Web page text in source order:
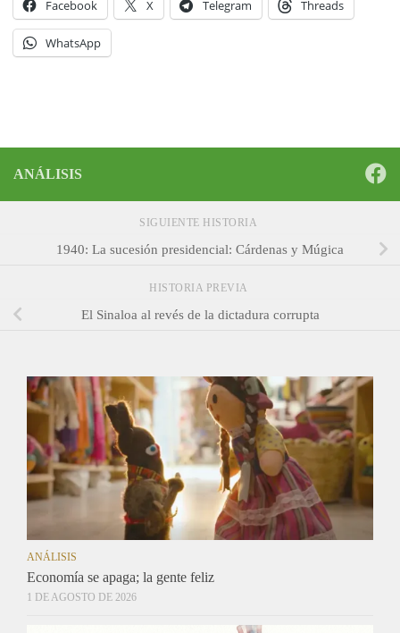
Facebook X Telegram Threads
WhatsApp
ANÁLISIS
SIGUIENTE HISTORIA
1940: La sucesión presidencial: Cárdenas y Múgica
HISTORIA PREVIA
El Sinaloa al revés de la dictadura corrupta
ANÁLISIS
Economía se apaga; la gente feliz
1 DE AGOSTO DE 2026